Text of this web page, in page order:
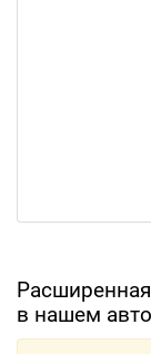
в нашем